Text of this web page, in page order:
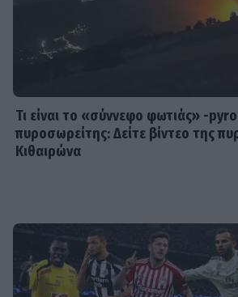
Τι είναι το «σύννεφο φωτιάς» -
πυροσωρείτης: Δείτε βίντεο της
Κιθαιρώνα